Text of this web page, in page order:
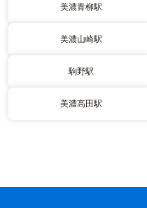
美濃青柳駅
美濃山崎駅
駒野駅
美濃高田駅